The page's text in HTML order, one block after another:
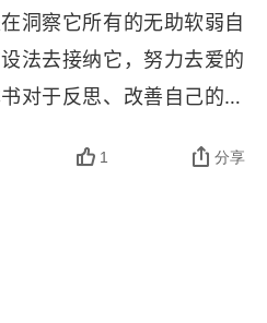
。我们真正能够把自己交
择一个人到老，真的需要
择去应对漫长岁月的挑
力看看更多的世界，在期
洞察它所有的无助软弱自
法去接纳它，努力去爱的
对于反思、改善自己的爱
1 分享